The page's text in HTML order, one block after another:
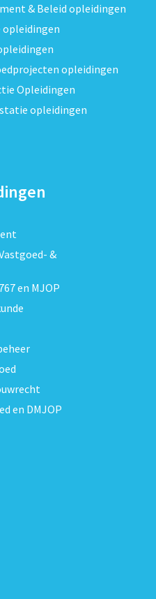
& Beleid opleidingen
opleidingen
opleidingen
Opleidingen
opleidingen
&
en MJOP
en DMJOP